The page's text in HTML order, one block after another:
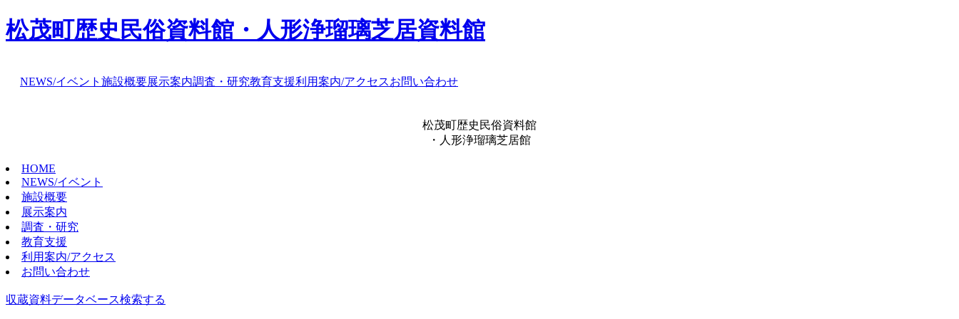
松茂町歴史民俗資料館・人形浄瑠璃芝居資料館
NEWS/イベント 施設概要展示案内調査・研究教育支援利用案内/アクセスお問い合わせ
松茂町歴史民俗資料館
・人形浄瑠璃芝居館
HOME
NEWS/イベント
施設概要
展示案内
調査・研究
教育支援
利用案内/アクセス
お問い合わせ
収蔵資料データベース検索する